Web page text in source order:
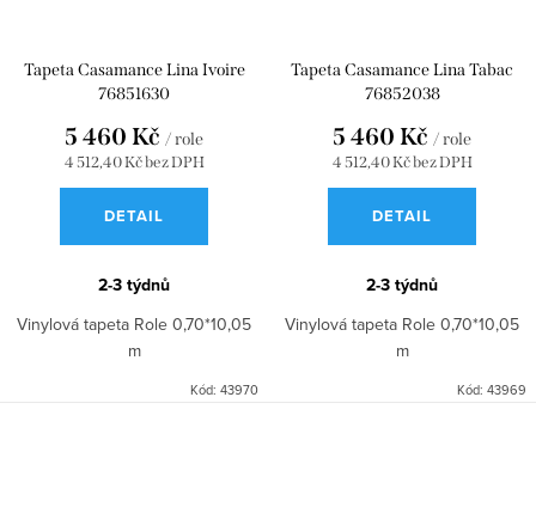
Tapeta Casamance Lina Ivoire
76851630
4 512,40 Kč bez DPH
5 460 Kč / role
DETAIL
2-3 týdnů
Vinylová tapeta Role 0,70*10,05
m
Kód: 43970
Tapeta Casamance Lina Tabac
76852038
4 512,40 Kč bez DPH
5 460 Kč / role
DETAIL
2-3 týdnů
Vinylová tapeta Role 0,70*10,05
m
Kód: 43969